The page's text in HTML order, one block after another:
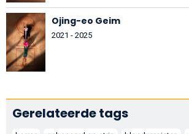
Ojing-eo Geim
2021 - 2025
Gerelateerde tags